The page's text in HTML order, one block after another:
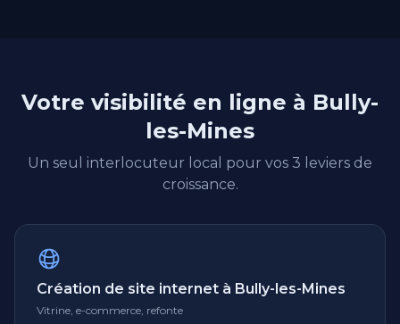
Votre visibilité en ligne à Bully-
les-Mines
Un seul interlocuteur local pour vos 3 leviers de
croissance.
Création de site internet à Bully-les-Mines
Vitrine, e-commerce, refonte